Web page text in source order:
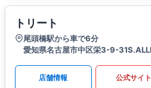
トリート
尾頭橋駅から車で6分
愛知県名古屋市中区栄3-9-
店舗情報 公式サイト